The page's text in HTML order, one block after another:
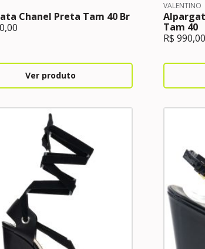
Chanel Preta Tam 40 Br
Ver produto
VALENTINO
Tam 40
R$ 990,00